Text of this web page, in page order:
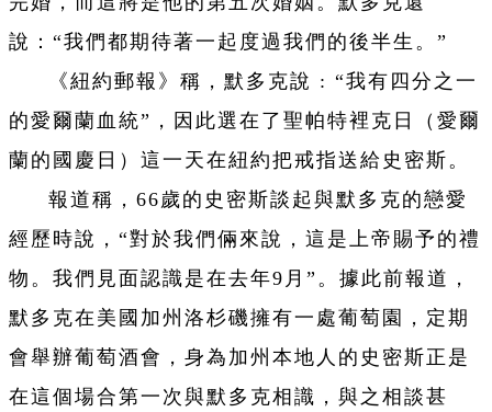
說：“我們都期待著一起度過我們的後半生。”
《紐約郵報》稱，默多克說 : “我有四分之一
的愛爾蘭血統”，因此選在了聖帕特裡克日（愛爾
蘭的國慶日）這一天在紐約把戒指送給史密斯。
報道稱，66歲的史密斯談起與默多克的戀愛
經歷時說，“對於我們倆來說，這是上帝賜予的禮
物。我們見面認識是在去年9月”。據此前報道，
默多克在美國加州洛杉磯擁有一處葡萄園，定期
會舉辦葡萄酒會，身為加州本地人的史密斯正是
在這個場合第一次與默多克相識，與之相談甚